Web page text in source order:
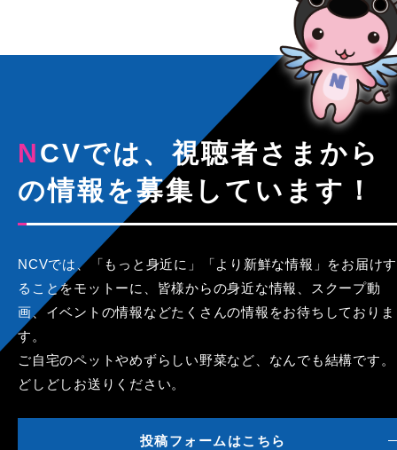
NCVでは、視聴者さまから
の情報を募集しています！
NCVでは、「もっと身近に」「より新鮮な情報」をお届けす
ることをモットーに、皆様からの身近な情報、スクープ動
画、イベントの情報などたくさんの情報をお待ちしておりま
す。
ご自宅のペットやめずらしい野菜など、なんでも結構です。
どしどしお送りください。
投稿フォームはこちら